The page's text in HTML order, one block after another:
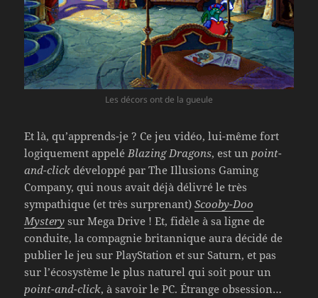
Les décors ont de la gueule
Et là, qu’apprends-je ? Ce jeu vidéo, lui-même fort
logiquement appeléBlazing Dragons, est unpoint-
and-click développé par The Illusions Gaming
Company, qui nous avait déjà délivré le très
sympathique (et très surprenant)Scooby-Doo
Mystery sur Mega Drive ! Et, fidèle à sa ligne de
conduite, la compagnie britannique aura décidé de
publier le jeu sur PlayStation et sur Saturn, et pas
sur l’écosystème le plus naturel qui soit pour un
point-and-click, à savoir le PC. Étrange obsession…